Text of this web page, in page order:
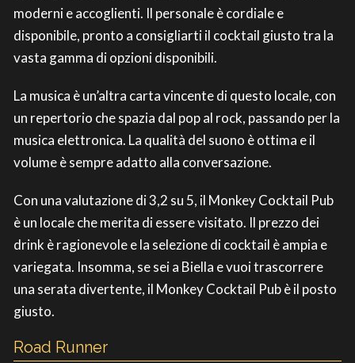
moderni e accoglienti. Il personale è cordiale e
disponibile, pronto a consigliarti il cocktail giusto tra la
vasta gamma di opzioni disponibili.
La musica è un’altra carta vincente di questo locale, con
un repertorio che spazia dal pop al rock, passando per la
musica elettronica. La qualità del suono è ottima e il
volume è sempre adatto alla conversazione.
Con una valutazione di 3,2 su 5, il Monkey Cocktail Pub
è un locale che merita di essere visitato. Il prezzo dei
drink è ragionevole e la selezione di cocktail è ampia e
variegata. Insomma, se sei a Biella e vuoi trascorrere
una serata divertente, il Monkey Cocktail Pub è il posto
giusto.
Road Runner